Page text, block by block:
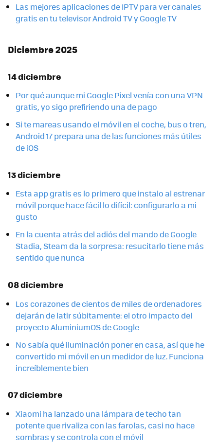
Las mejores aplicaciones de IPTV para ver canales
gratis en tu televisor Android TV y Google TV
Diciembre 2025
14 diciembre
Por qué aunque mi Google Pixel venía con una VPN
gratis, yo sigo prefiriendo una de pago
Si te mareas usando el móvil en el coche, bus o tren,
Android 17 prepara una de las funciones más útiles
de iOS
13 diciembre
Esta app gratis es lo primero que instalo al estrenar
móvil porque hace fácil lo difícil: configurarlo a mi
gusto
En la cuenta atrás del adiós del mando de Google
Stadia, Steam da la sorpresa: resucitarlo tiene más
sentido que nunca
08 diciembre
Los corazones de cientos de miles de ordenadores
dejarán de latir súbitamente: el otro impacto del
proyecto AluminiumOS de Google
No sabía qué iluminación poner en casa, así que he
convertido mi móvil en un medidor de luz. Funciona
increíblemente bien
07 diciembre
Xiaomi ha lanzado una lámpara de techo tan
potente que rivaliza con las farolas, casi no hace
sombras y se controla con el móvil